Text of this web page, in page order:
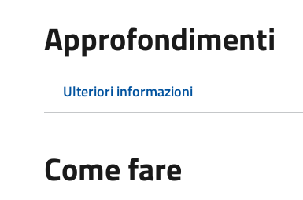
Approfondimenti
Ulteriori informazioni
Come fare